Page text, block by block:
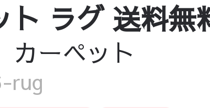
ト ラグ 送料無
カーペット
rug